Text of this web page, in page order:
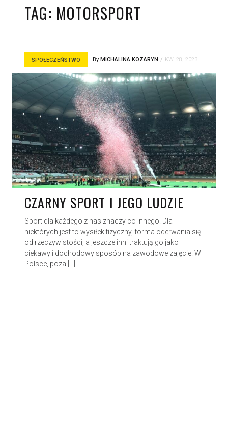
TAG: MOTORSPORT
SPOŁECZEŃSTWO By MICHALINA KOZARYN KW. 28, 2023
CZARNY SPORT I JEGO LUDZIE
Sport dla każdego z nas znaczy co innego. Dla
niektórych jest to wysiłek fizyczny, forma oderwania się
od rzeczywistości, a jeszcze inni traktują go jako
ciekawy i dochodowy sposób na zawodowe zajęcie. W
Polsce, poza […]